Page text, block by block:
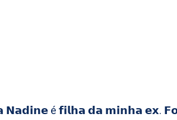
é 𝗳𝗶𝗹𝗵𝗮 𝗱𝗮 𝗺𝗶𝗻𝗵𝗮 𝗲𝘅.